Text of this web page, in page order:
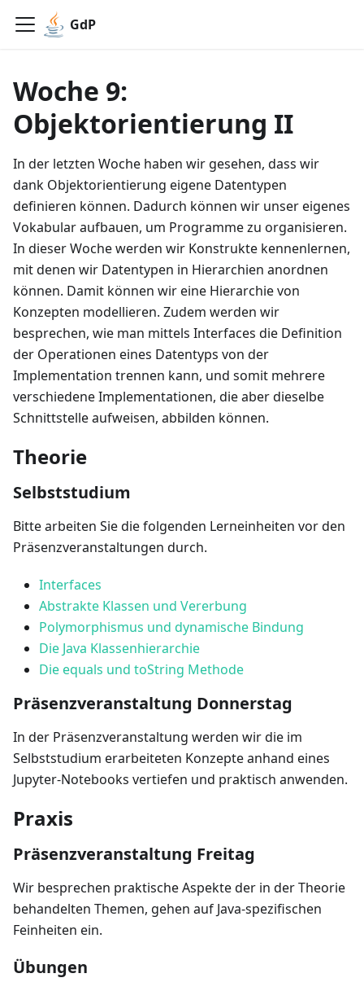
GdP
Woche 9:
Objektorientierung II
In der letzten Woche haben wir gesehen, dass wir
dank Objektorientierung eigene Datentypen
definieren können. Dadurch können wir unser eigenes
Vokabular aufbauen, um Programme zu organisieren.
In dieser Woche werden wir Konstrukte kennenlernen,
mit denen wir Datentypen in Hierarchien anordnen
können. Damit können wir eine Hierarchie von
Konzepten modellieren. Zudem werden wir
besprechen, wie man mittels Interfaces die Definition
der Operationen eines Datentyps von der
Implementation trennen kann, und somit mehrere
verschiedene Implementationen, die aber dieselbe
Schnittstelle aufweisen, abbilden können.
Theorie
Selbststudium
Bitte arbeiten Sie die folgenden Lerneinheiten vor den
Präsenzveranstaltungen durch.
Interfaces
Abstrakte Klassen und Vererbung
Polymorphismus und dynamische Bindung
Die Java Klassenhierarchie
Die equals und toString Methode
Präsenzveranstaltung Donnerstag
In der Präsenzveranstaltung werden wir die im
Selbststudium erarbeiteten Konzepte anhand eines
Jupyter-Notebooks vertiefen und praktisch anwenden.
Praxis
Präsenzveranstaltung Freitag
Wir besprechen praktische Aspekte der in der Theorie
behandelten Themen, gehen auf Java-spezifischen
Feinheiten ein.
Übungen